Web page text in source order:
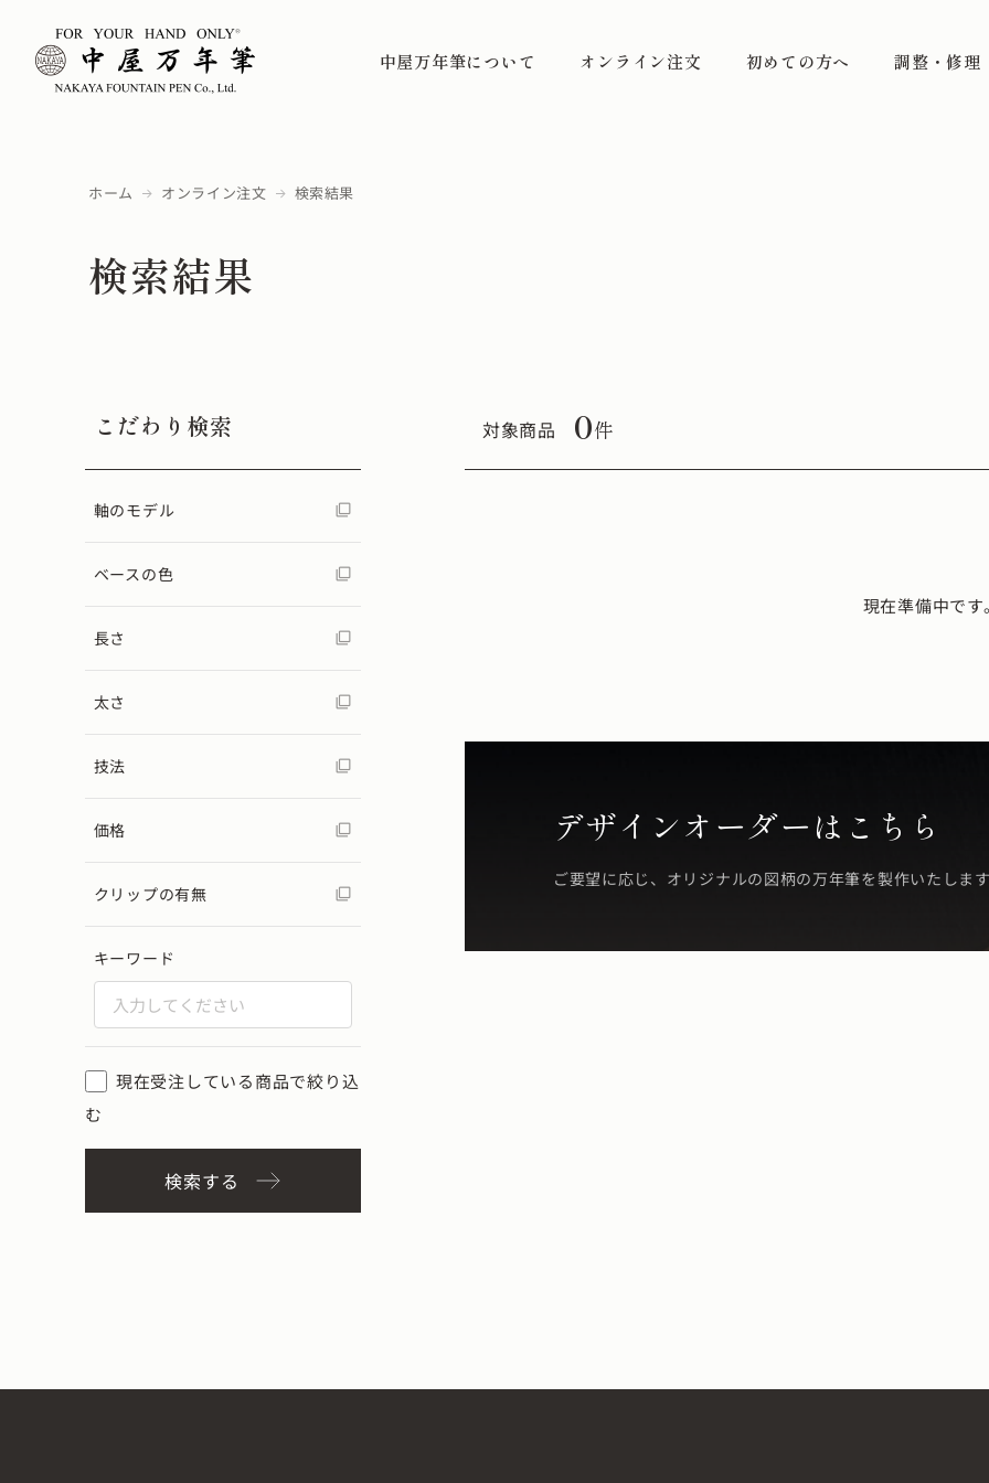
中屋万年筆について オンライン注文 初めての方へ 調整・修理
ホーム オンライン注文 検索結果
検索結果
こだわり検索
軸のモデル
ベースの色
長さ
太さ
技法
価格
クリップの有無
キーワード
現在受注している商品で絞り込
む
検索する
対象商品 0件
現在準備中です
デザインオーダーはこちら
ご要望に応じ、オリジナルの図柄の万年筆を製作いたしま